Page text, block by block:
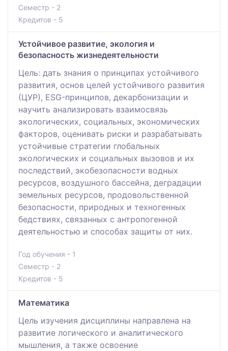
Семестр - 2
Кредитов - 5
Устойчивое развитие, экология и
безопасность жизнедеятельности
Цель: дать знания о принципах устойчивого
развития, основ целей устойчивого развития
(ЦУР), ESG-принципов, декарбонизации и
научить анализировать взаимосвязь
экологических, социальных, экономических
факторов, оценивать риски и разрабатывать
устойчивые стратегии глобальных
экологических и социальных вызовов и их
последствий, экобезопасности водных
ресурсов, воздушного бассейна, деградации
земельных ресурсов, продовольственной
безопасности, природных и техногенных
бедствиях, связанных с антропогенной
деятельностью и способах защиты от них.
Год обучения - 1
Семестр - 2
Кредитов - 5
Математика
Цель изучения дисциплины направлена на
развитие логического и аналитического
мышления, а также освоение